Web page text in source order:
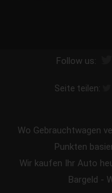
Follow us:
Seite teilen:
Wo Gebrauchtwagen
Punkten
Wir kaufen Ihr Auto
Bargeld -